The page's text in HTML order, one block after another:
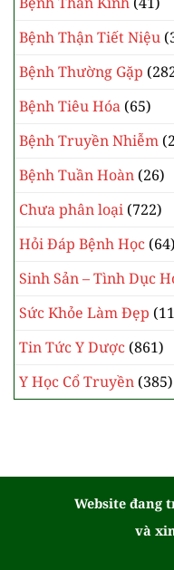
Bệnh Thận Tiết Niệu
Bệnh Thường Gặp
Bệnh Tiêu Hóa (65)
Bệnh Truyền Nhiễm
Bệnh Tuần Hoàn (26)
Chưa phân loại (722)
Hỏi Đáp Bệnh Học (64)
Sinh Sản – Tình Dục
Sức Khỏe Làm Đẹp
Tin Tức Y Dược (861)
Y Học Cổ Truyền (385)
Website đang
và